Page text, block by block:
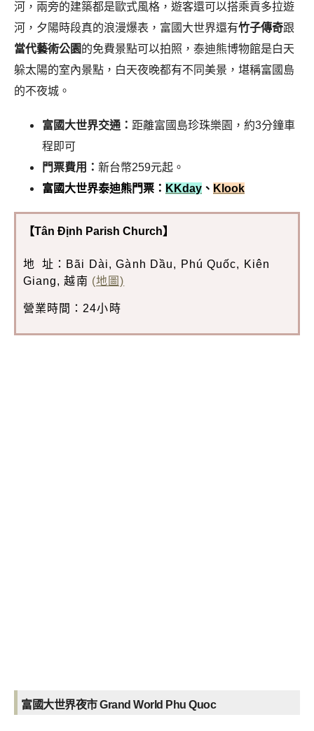
河，兩旁的建築都是歐式風格，遊客還可以搭乘貢多拉遊
河，夕陽時段真的浪漫爆表，富國大世界還有竹子傳奇跟
當代藝術公園的免費景點可以拍照，泰迪熊博物館是白天
躲太陽的室內景點，白天夜晚都有不同美景，堪稱富國島
的不夜城。
富國大世界交通： 距離富國島珍珠樂園，約3分鐘車
程即可
門票費用： 新台幣259元起。
富國大世界泰迪熊門票： KKday 、 Klook
【Tân Định Parish Church】
地 址：Bãi Dài, Gành Dầu, Phú Quốc, Kiên
Giang, 越南 (地圖)
營業時間：24小時
富國大世界夜市 Grand World Phu Quoc